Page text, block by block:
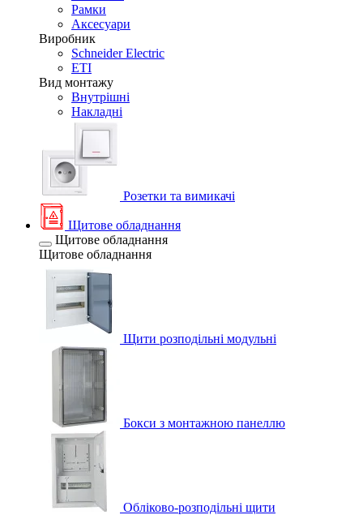
Рамки
Аксесуари
Виробник
Schneider Electric
ETI
Вид монтажу
Внутрішні
Накладні
Розетки та вимикачі
Щитове обладнання
Щитове обладнання
Щитове обладнання
Щити розподільні модульні
Бокси з монтажною панеллю
Обліково-розподільні щити